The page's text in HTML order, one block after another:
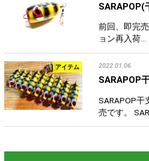
SARAPOP(
前回、即完
ョン再入荷…
アイテム 2022.01.06
SARAPOP
SARAPOP
売です。